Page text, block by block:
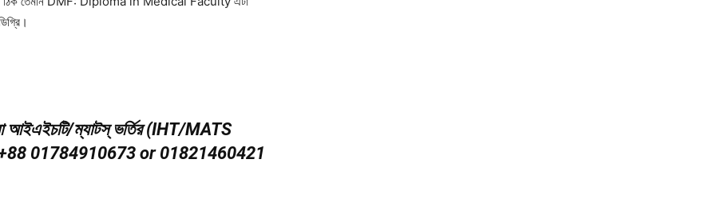
আইএইচটি/ম্যাটস্‌ ভর্তির (IHT/MATS
01784910673 or 01821460421